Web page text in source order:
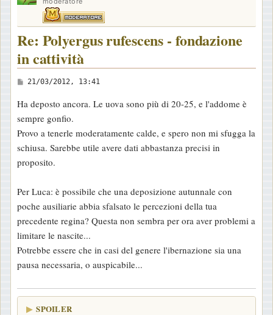
o
Re: Polyergus rufescens - fondazione
in cattività
M
s
s
a
g
g
o
21/03/2012, 13:41
Ha deposto ancora. Le uova sono più di 20-25, e l'addome è
sempre gonfio.
Provo a tenerle moderatamente calde, e spero non mi sfugga la
schiusa. Sarebbe utile avere dati abbastanza precisi in
proposito.
Per Luca: è possibile che una deposizione autunnale con
poche ausiliarie abbia sfalsato le percezioni della tua
precedente regina? Questa non sembra per ora aver problemi a
limitare le nascite...
Potrebbe essere che in casi del genere l'ibernazione sia una
pausa necessaria, o auspicabile...
SPOILER